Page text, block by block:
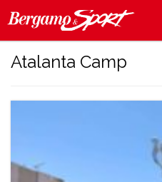
Atalanta Camp